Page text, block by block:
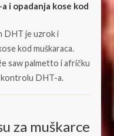
i opadanja kose kod
DHT je uzrok i
kod muškaraca.
saw palmetto i afričku
kontrolu DHT-a.
za muškarce